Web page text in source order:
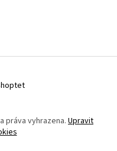
práva vyhrazena. Upravit